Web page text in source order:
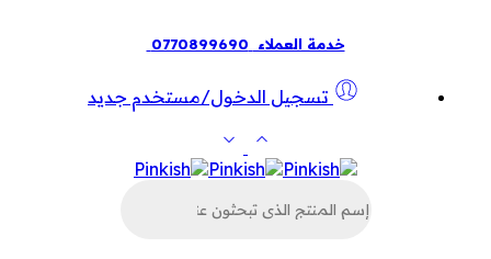
خدمة العملاء 0770899690
تسجيل الدخول/مستخدم جديد
عن